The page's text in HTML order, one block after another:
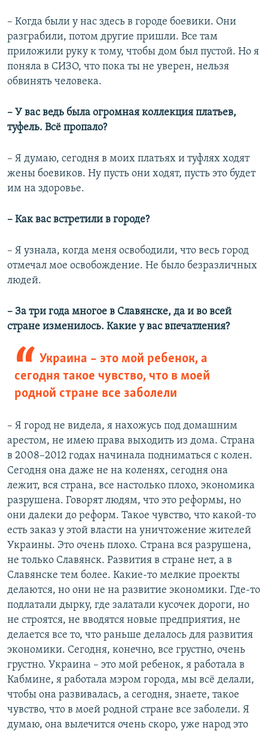
– Когда были у нас здесь в городе боевики. Они
разграбили, потом другие пришли. Все там
приложили руку к тому, чтобы дом был пустой. Но я
поняла в СИЗО, что пока ты не уверен, нельзя
обвинять человека.
– У вас ведь была огромная коллекция платьев,
туфель. Всё пропало?
– Я думаю, сегодня в моих платьях и туфлях ходят
жены боевиков. Ну пусть они ходят, пусть это будет
им на здоровье.
– Как вас встретили в городе?
– Я узнала, когда меня освободили, что весь город
отмечал мое освобождение. Не было безразличных
людей.
– За три года многое в Славянске, да и во всей
стране изменилось. Какие у вас впечатления?
Украина – это мой ребенок, а
сегодня такое чувство, что в моей
родной стране все заболели
– Я город не видела, я нахожусь под домашним
арестом, не имею права выходить из дома. Страна
в 2008–2012 годах начинала подниматься с колен.
Сегодня она даже не на коленях, сегодня она
лежит, вся страна, все настолько плохо, экономика
разрушена. Говорят людям, что это реформы, но
они далеки до реформ. Такое чувство, что какой-то
есть заказ у этой власти на уничтожение жителей
Украины. Это очень плохо. Страна вся разрушена,
не только Славянск. Развития в стране нет, а в
Славянске тем более. Какие-то мелкие проекты
делаются, но они не на развитие экономики. Где-то
подлатали дырку, где залатали кусочек дороги, но
не строятся, не вводятся новые предприятия, не
делается все то, что раньше делалось для развития
экономики. Сегодня, конечно, все грустно, очень
грустно. Украина – это мой ребенок, я работала в
Кабмине, я работала мэром города, мы всё делали,
чтобы она развивалась, а сегодня, знаете, такое
чувство, что в моей родной стране все заболели. Я
думаю, она вылечится очень скоро, уже народ это